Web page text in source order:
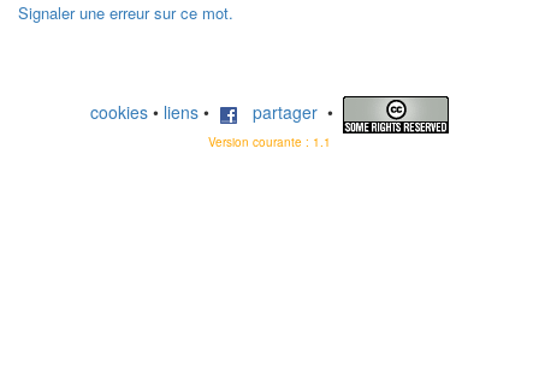
Signaler une erreur sur ce mot.
cookies • liens • partager •
Version courante : 1.1